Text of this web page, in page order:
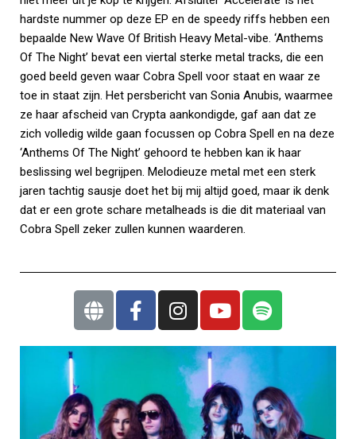
hardste nummer op deze EP en de speedy riffs hebben een
bepaalde New Wave Of British Heavy Metal-vibe. ‘Anthems
Of The Night’ bevat een viertal sterke metal tracks, die een
goed beeld geven waar Cobra Spell voor staat en waar ze
toe in staat zijn. Het persbericht van Sonia Anubis, waarmee
ze haar afscheid van Crypta aankondigde, gaf aan dat ze
zich volledig wilde gaan focussen op Cobra Spell en na deze
‘Anthems Of The Night’ gehoord te hebben kan ik haar
beslissing wel begrijpen. Melodieuze metal met een sterk
jaren tachtig sausje doet het bij mij altijd goed, maar ik denk
dat er een grote schare metalheads is die dit materiaal van
Cobra Spell zeker zullen kunnen waarderen.